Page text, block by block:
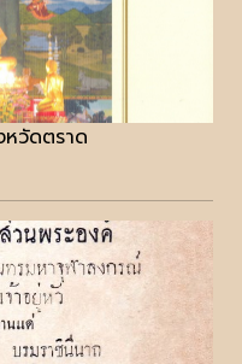
วัดตราด